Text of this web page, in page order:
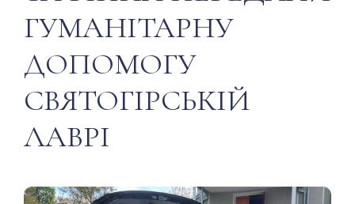
ГУМАНІТАРНУ
ДОПОМОГУ
СВЯТОГІРСЬКІЙ
ЛАВРІ